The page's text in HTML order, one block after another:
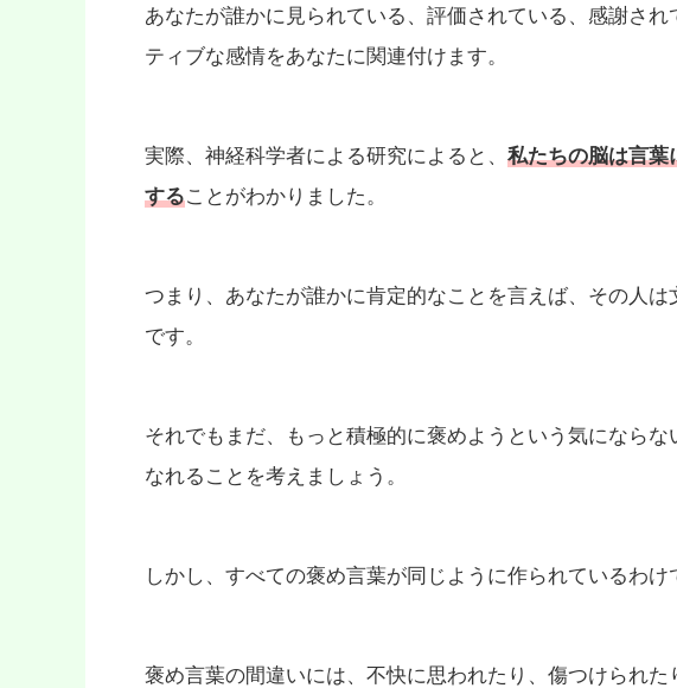
あなたが誰かに見られている、評価されている、感謝さ
ティブな感情をあなたに関連付けます。
実際、神経科学者による研究によると、 私たちの脳は言葉
することがわかりました。
つまり、あなたが誰かに肯定的なことを言えば、その人
です。
それでもまだ、もっと積極的に褒めようという気になら
なれることを考えましょう。
しかし、すべての褒め言葉が同じように作られているわけ
褒め言葉の間違いには、不快に思われたり、傷つけられ